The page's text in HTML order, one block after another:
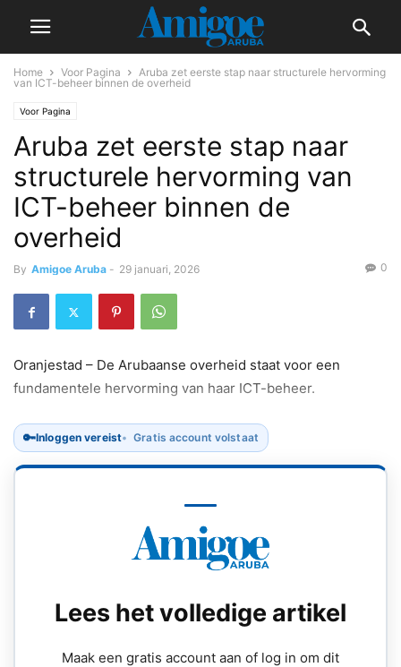
Home Voor Pagina
Aruba zet eerste stap naar structurele hervorming
van ICT-beheer binnen de overheid
Voor Pagina
Aruba zet eerste stap naar
structurele hervorming van
ICT-beheer binnen de
overheid
By Amigoe Aruba - 29 januari, 2026 0
Oranjestad – De Arubaanse overheid staat voor een
fundamentele hervorming van haar ICT-beheer.
🔑Inloggen vereist Gratis account volstaat
Lees het volledige artikel
Maak een gratis account aan of log in om dit